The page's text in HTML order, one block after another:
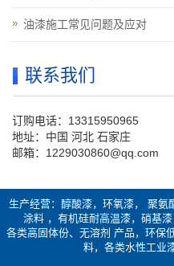
油漆施工常见问题及应对
联系我们
订购电话：13315950965
地址：中国 河北 石家庄
邮箱：1229030860@qq.com
生产经营：醇酸漆，环氧漆， 聚氨
涂料 ，有机硅耐高温漆，硝基
各类高固体份、无溶剂 产品，环保
料，各类水性工业